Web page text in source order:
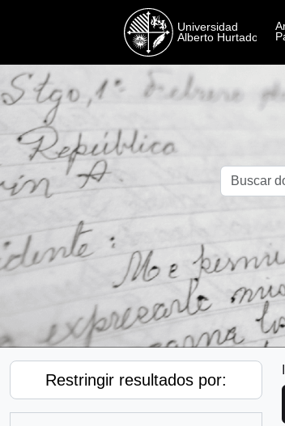
Restringir resultados por: